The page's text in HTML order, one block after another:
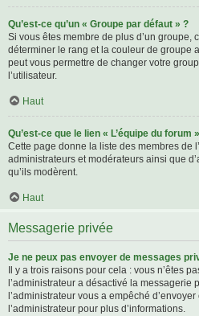
Qu’est-ce qu’un « Groupe par défaut » ?
Si vous êtes membre de plus d’un groupe,
déterminer le rang et la couleur de groupe
peut vous permettre de changer votre
l’utilisateur.
Haut
Qu’est-ce que le lien « L’équipe du forum
Cette page donne la liste des membres de
administrateurs et modérateurs ainsi que
qu’ils modèrent.
Haut
Messagerie privée
Je ne peux pas envoyer de messages
Il y a trois raisons pour cela : vous n’êtes
l’administrateur a désactivé la messagerie
l’administrateur vous a empêché
l’administrateur pour plus d’informations.